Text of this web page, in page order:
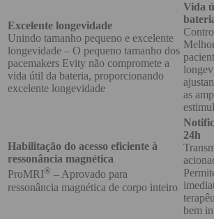
Excelente longevidade
Unindo tamanho pequeno e excelente
longevidade – O pequeno tamanho dos
pacemakers Evity não compromete a
vida útil da bateria, proporcionando
excelente longevidade
Vida
as
Habilitação do acesso eficiente à
ressonância magnética
ProMRI® – Aprovado para
ressonância magnética de corpo inteiro
24h
bem